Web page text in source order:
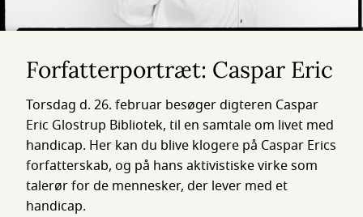
Forfatterportræt: Caspar Eric
Torsdag d. 26. februar besøger digteren Caspar
Eric Glostrup Bibliotek, til en samtale om livet med
handicap. Her kan du blive klogere på Caspar Erics
forfatterskab, og på hans aktivistiske virke som
talerør for de mennesker, der lever med et
handicap.